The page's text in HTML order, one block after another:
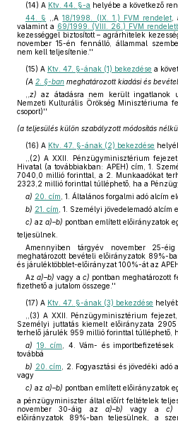
(14) A Ktv. 44. §-a helyébe a következő
44. § ,,A18/1998. (IX. 1.) FVM rendelet
valamint a 69/1999. (VIII. 26.) FVM
kezességgel biztosított – agrárhitelek
november 15-én fennálló, állammal
nem kell teljesítenie.''
(15) A Ktv. 47. §-ának (1) bekezdése a
(A 2. §-ban meghatározott kiadási és
z) az átadásra nem került ingatlanok
Nemzeti Kulturális Örökség Minisztériuma
csoport)''
(a teljesülés külön szabályzott módosítás
(16) A Ktv. 47. §-ának (2) bekezdése
,,(2) A XXII. Pénzügyminisztérium
Hivatal (a továbbiakban: APEH) cím, 1.
7040,0 millió forinttal, a 2. Munkaadókat
2323,2 millió forinttal túlléphető, ha a
a) 20. cím , 1. Általános forgalmi adó alcím
b) 21. cím , 1. Személyi jövedelemadó
c) az a)–b) pontban említett előirányzatok
teljesülnek.
Amennyiben tárgyév november 25-
meghatározott bevételi előirányzatok 89%-
és járuléktöbblet-előirányzat 100%-át az
Aza)–b) vagy a c) pontban meghatározott
fizethető a jutalom összege.''
(17) A Ktv. 47. §-ának (3) bekezdése
,,(3) A XXII. Pénzügyminisztérium
Személyi juttatás kiemelt előirányzata
terhelő járulék 959 millió forinttal túlléphető,
a) 19. cím , 4. Vám- és
továbbá
b) 20. cím , 2. Fogyasztási és jövedéki
vagy
c) az a)–b) pontban említett előirányzatok
a pénzügyminiszter által előírt feltételek
november 30-áig az a)–b) vagy a c)
előirányzatok 89%-ban teljesülnek, a